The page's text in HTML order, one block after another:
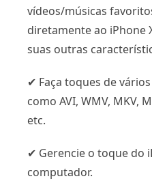
vídeos/músicas
diretamente ao iPhone
suas outras
✔ Faça toques de
como AVI, WMV, MKV,
etc.
✔ Gerencie o toque do
computador.